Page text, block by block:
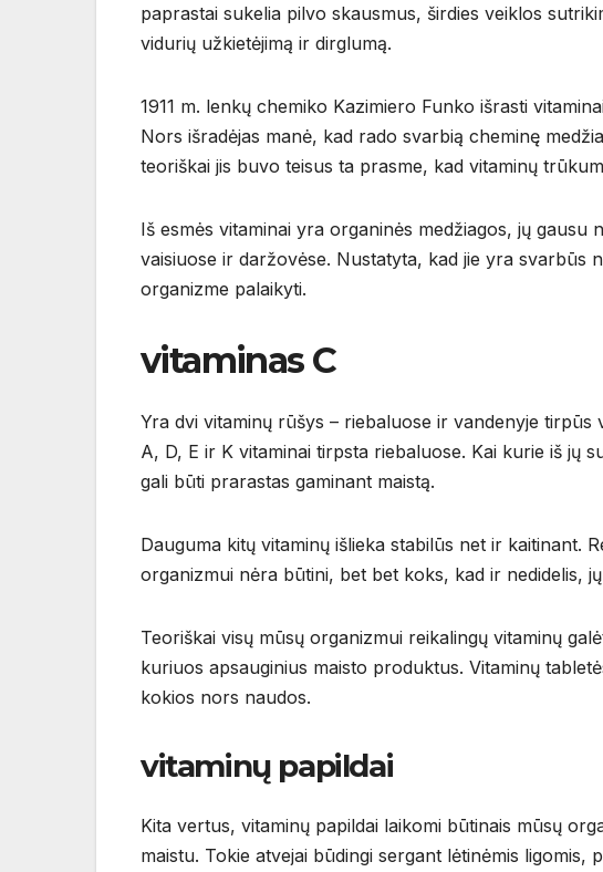
paprastai sukelia pilvo skausmus, širdies veiklos
vidurių užkietėjimą ir dirglumą.
1911 m. lenkų chemiko Kazimiero Funko išrasti
Nors išradėjas manė, kad rado svarbią cheminę
teoriškai jis buvo teisus ta prasme, kad vitaminų
Iš esmės vitaminai yra organinės medžiagos, jų
vaisiuose ir daržovėse. Nustatyta, kad jie yra svarbūs
organizme palaikyti.
vitaminas C
Yra dvi vitaminų rūšys – riebaluose ir vandenyje
A, D, E ir K vitaminai tirpsta riebaluose. Kai kurie iš jų
gali būti prarastas gaminant maistą.
Dauguma kitų vitaminų išlieka stabilūs net ir kaitinant.
organizmui nėra būtini, bet bet koks, kad ir nedidelis,
Teoriškai visų mūsų organizmui reikalingų vitaminų
kuriuos apsauginius maisto produktus. Vitaminų
kokios nors naudos.
vitaminų papildai
Kita vertus, vitaminų papildai laikomi būtinais mūsų
maistu. Tokie atvejai būdingi sergant lėtinėmis